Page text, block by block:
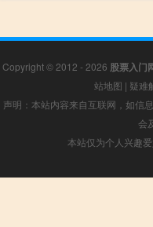
Copyright © 2012 - 2026 股票入门
站地图 | 疑难
声明：本站内容来自互联网，如信
会
本站仅为个人兴趣